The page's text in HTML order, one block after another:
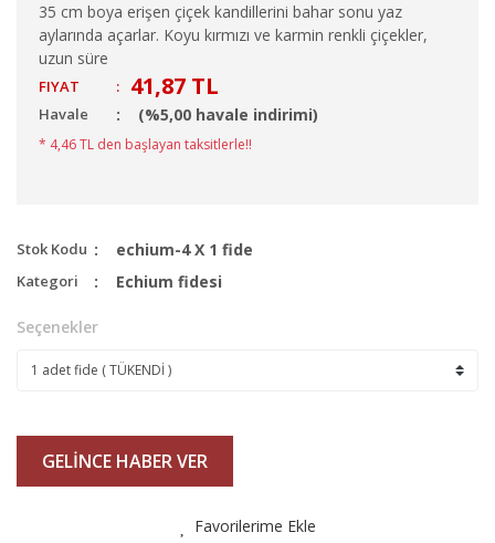
35 cm boya erişen çiçek kandillerini bahar sonu yaz
aylarında açarlar. Koyu kırmızı ve karmin renkli çiçekler,
uzun süre
FIYAT : 41,87 TL
Havale (%5,00 havale indirimi)
* 4,46 TL den başlayan taksitlerle!!
Stok Kodu echium-4 X 1 fide
Kategori Echium fidesi
Seçenekler
GELİNCE HABER VER
Favorilerime Ekle